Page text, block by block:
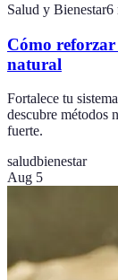
Salud y Bienestar6
Cómo
natural
Fortalece tu
descubre métodos
fuerte.
saludbienestar
Aug 5